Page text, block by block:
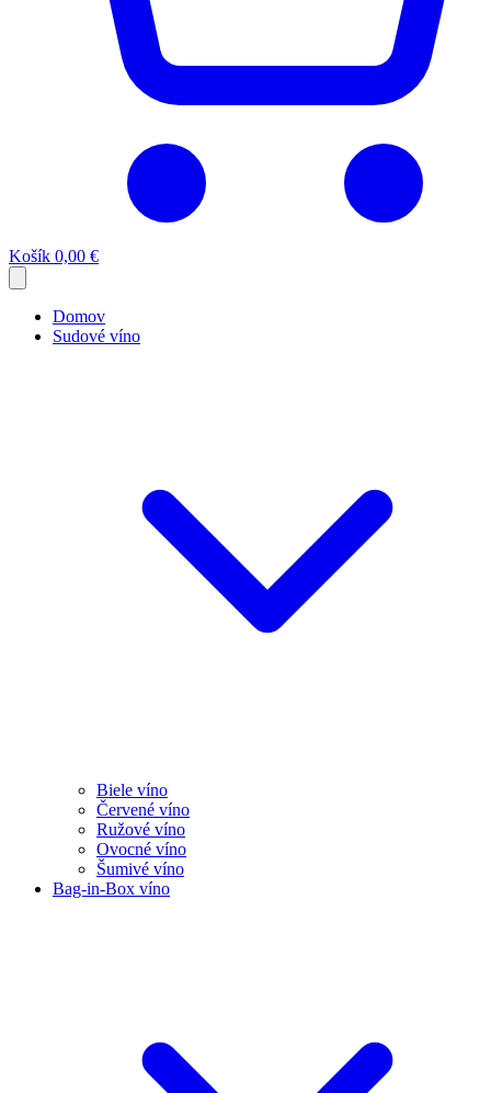
Košík 0,00 €
Domov
Sudové víno
Biele víno
Červené víno
Ružové víno
Ovocné víno
Šumivé víno
Bag-in-Box víno